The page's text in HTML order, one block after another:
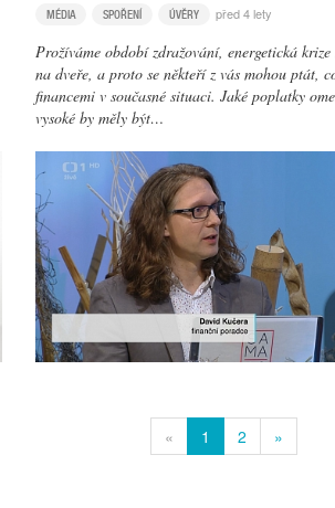
MÉDIA SPOŘENÍ ÚVĚRY před 4 lety
Prožíváme období zdražování, energetická krize
na dveře, a proto se někteří z vás mohou ptát,
financemi v současné situaci. Jaké poplatky
vysoké by měly být…
« 1 2 »